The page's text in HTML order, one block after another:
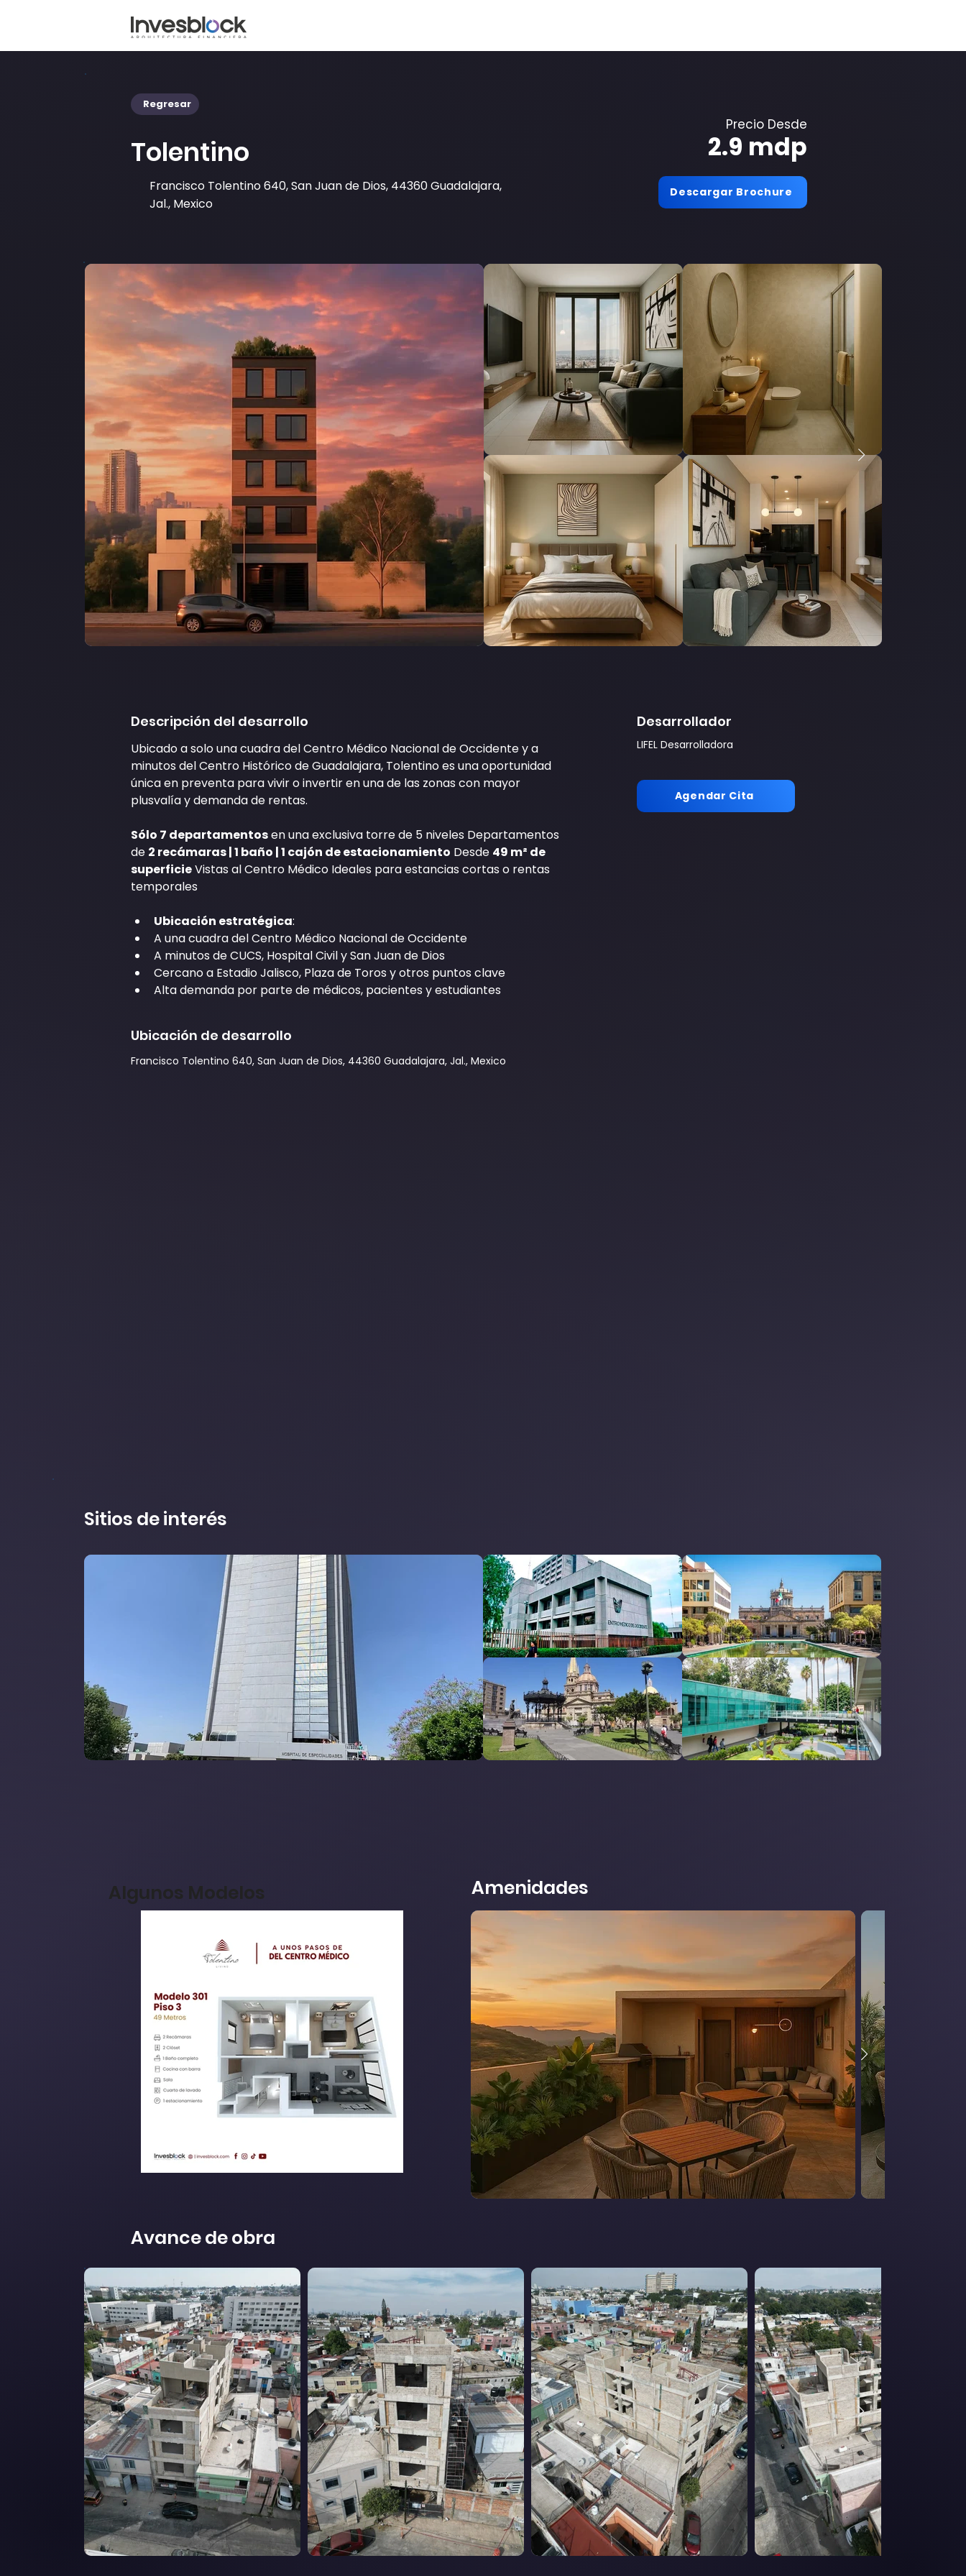
Regresar
Tolentino
Precio Desde
2.9 mdp
Francisco Tolentino 640, San Juan de Dios, 44360 Guadalajara,
Jal., Mexico
Descargar Brochure
Descripción del desarrollo
Ubicado a solo una cuadra del Centro Médico Nacional de Occidente y a
minutos del Centro Histórico de Guadalajara, Tolentino es una oportunidad
única en preventa para vivir o invertir en una de las zonas con mayor
plusvalía y demanda de rentas.
Sólo 7 departamentos en una exclusiva torre de 5 niveles Departamentos
de 2 recámaras | 1 baño | 1 cajón de estacionamiento Desde 49 m² de
superficie Vistas al Centro Médico Ideales para estancias cortas o rentas
temporales
Ubicación estratégica:
A una cuadra del Centro Médico Nacional de Occidente
A minutos de CUCS, Hospital Civil y San Juan de Dios
Cercano a Estadio Jalisco, Plaza de Toros y otros puntos clave
Alta demanda por parte de médicos, pacientes y estudiantes
Desarrollador
LIFEL Desarrolladora
Agendar Cita
Ubicación de desarrollo
Francisco Tolentino 640, San Juan de Dios, 44360 Guadalajara, Jal., Mexico
Sitios de interés
Algunos Modelos Amenidades
Avance de obra